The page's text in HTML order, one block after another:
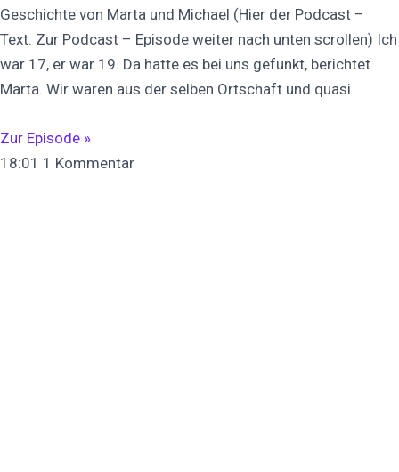
Geschichte von Marta und Michael (Hier der Podcast –
Text. Zur Podcast – Episode weiter nach unten scrollen) Ich
war 17, er war 19. Da hatte es bei uns gefunkt, berichtet
Marta. Wir waren aus der selben Ortschaft und quasi
Zur Episode »
18:01 1 Kommentar